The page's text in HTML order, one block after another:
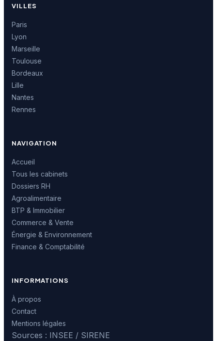
VILLES
Paris
Lyon
Marseille
Toulouse
Bordeaux
Lille
Nantes
Rennes
NAVIGATION
Accueil
Tous les cabinets
Dossiers RH
Agroalimentaire
BTP & Immobilier
Commerce & Vente
Énergie & Environnement
Finance & Comptabilité
INFORMATIONS
À propos
Contact
Mentions légales
Sources : INSEE / SIRENE